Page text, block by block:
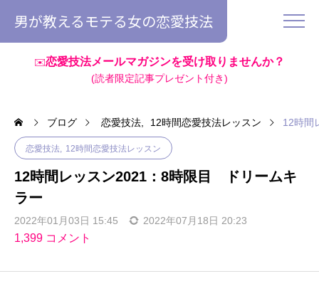
男が教えるモテる女の恋愛技法
✉️恋愛技法メールマガジンを受け取りませんか？
(読者限定記事プレゼント付き)
ブログ 恋愛技法 12時間恋愛技法レッスン 12時間
恋愛技法 12時間恋愛技法レッスン
12時間レッスン2021：8時限目 ドリームキ
ラー
2022年01月03日 15:45 2022年07月18日 20:23
1,399 コメント